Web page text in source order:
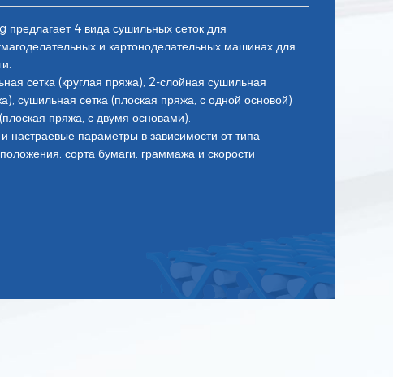
4 вида сушильных сеток для
и картоноделательных машинах для
сетка (круглая пряжа), 2-слойная сушильная
сушильная сетка (плоская пряжа, с одной основой)
пряжа, с двумя основами).
настраевые параметры в зависимости от типа
сорта бумаги, граммажа и скорости